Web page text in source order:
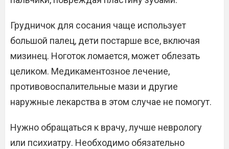
Грудничок для сосания чаще использует
большой палец, дети постарше все, включая
мизинец. Ноготок ломается, может облезать
целиком. Медикаментозное лечение,
противовоспалительные мази и другие
наружные лекарства в этом случае не помогут.
Нужно обращаться к врачу, лучше неврологу
или психиатру. Необходимо обязательно